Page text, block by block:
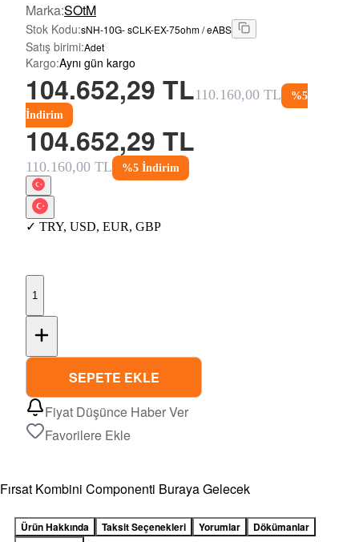
Marka:SOtM
Stok Kodu:sNH-10G- sCLK-EX-75ohm / eABS
Satış birimi:Adet
Kargo:Aynı gün kargo
104.652,29 TL110.160,00 TL %5
İndirim
104.652,29 TL
110.160,00 TL %5 İndirim
✓ TRY, USD, EUR, GBP
1
SEPETE EKLE
Fiyat Düşünce Haber Ver
Favorilere Ekle
Fırsat Kombini Componenti Buraya Gelecek
Ürün Hakkında Taksit Seçenekleri Yorumlar
Dökümanlar